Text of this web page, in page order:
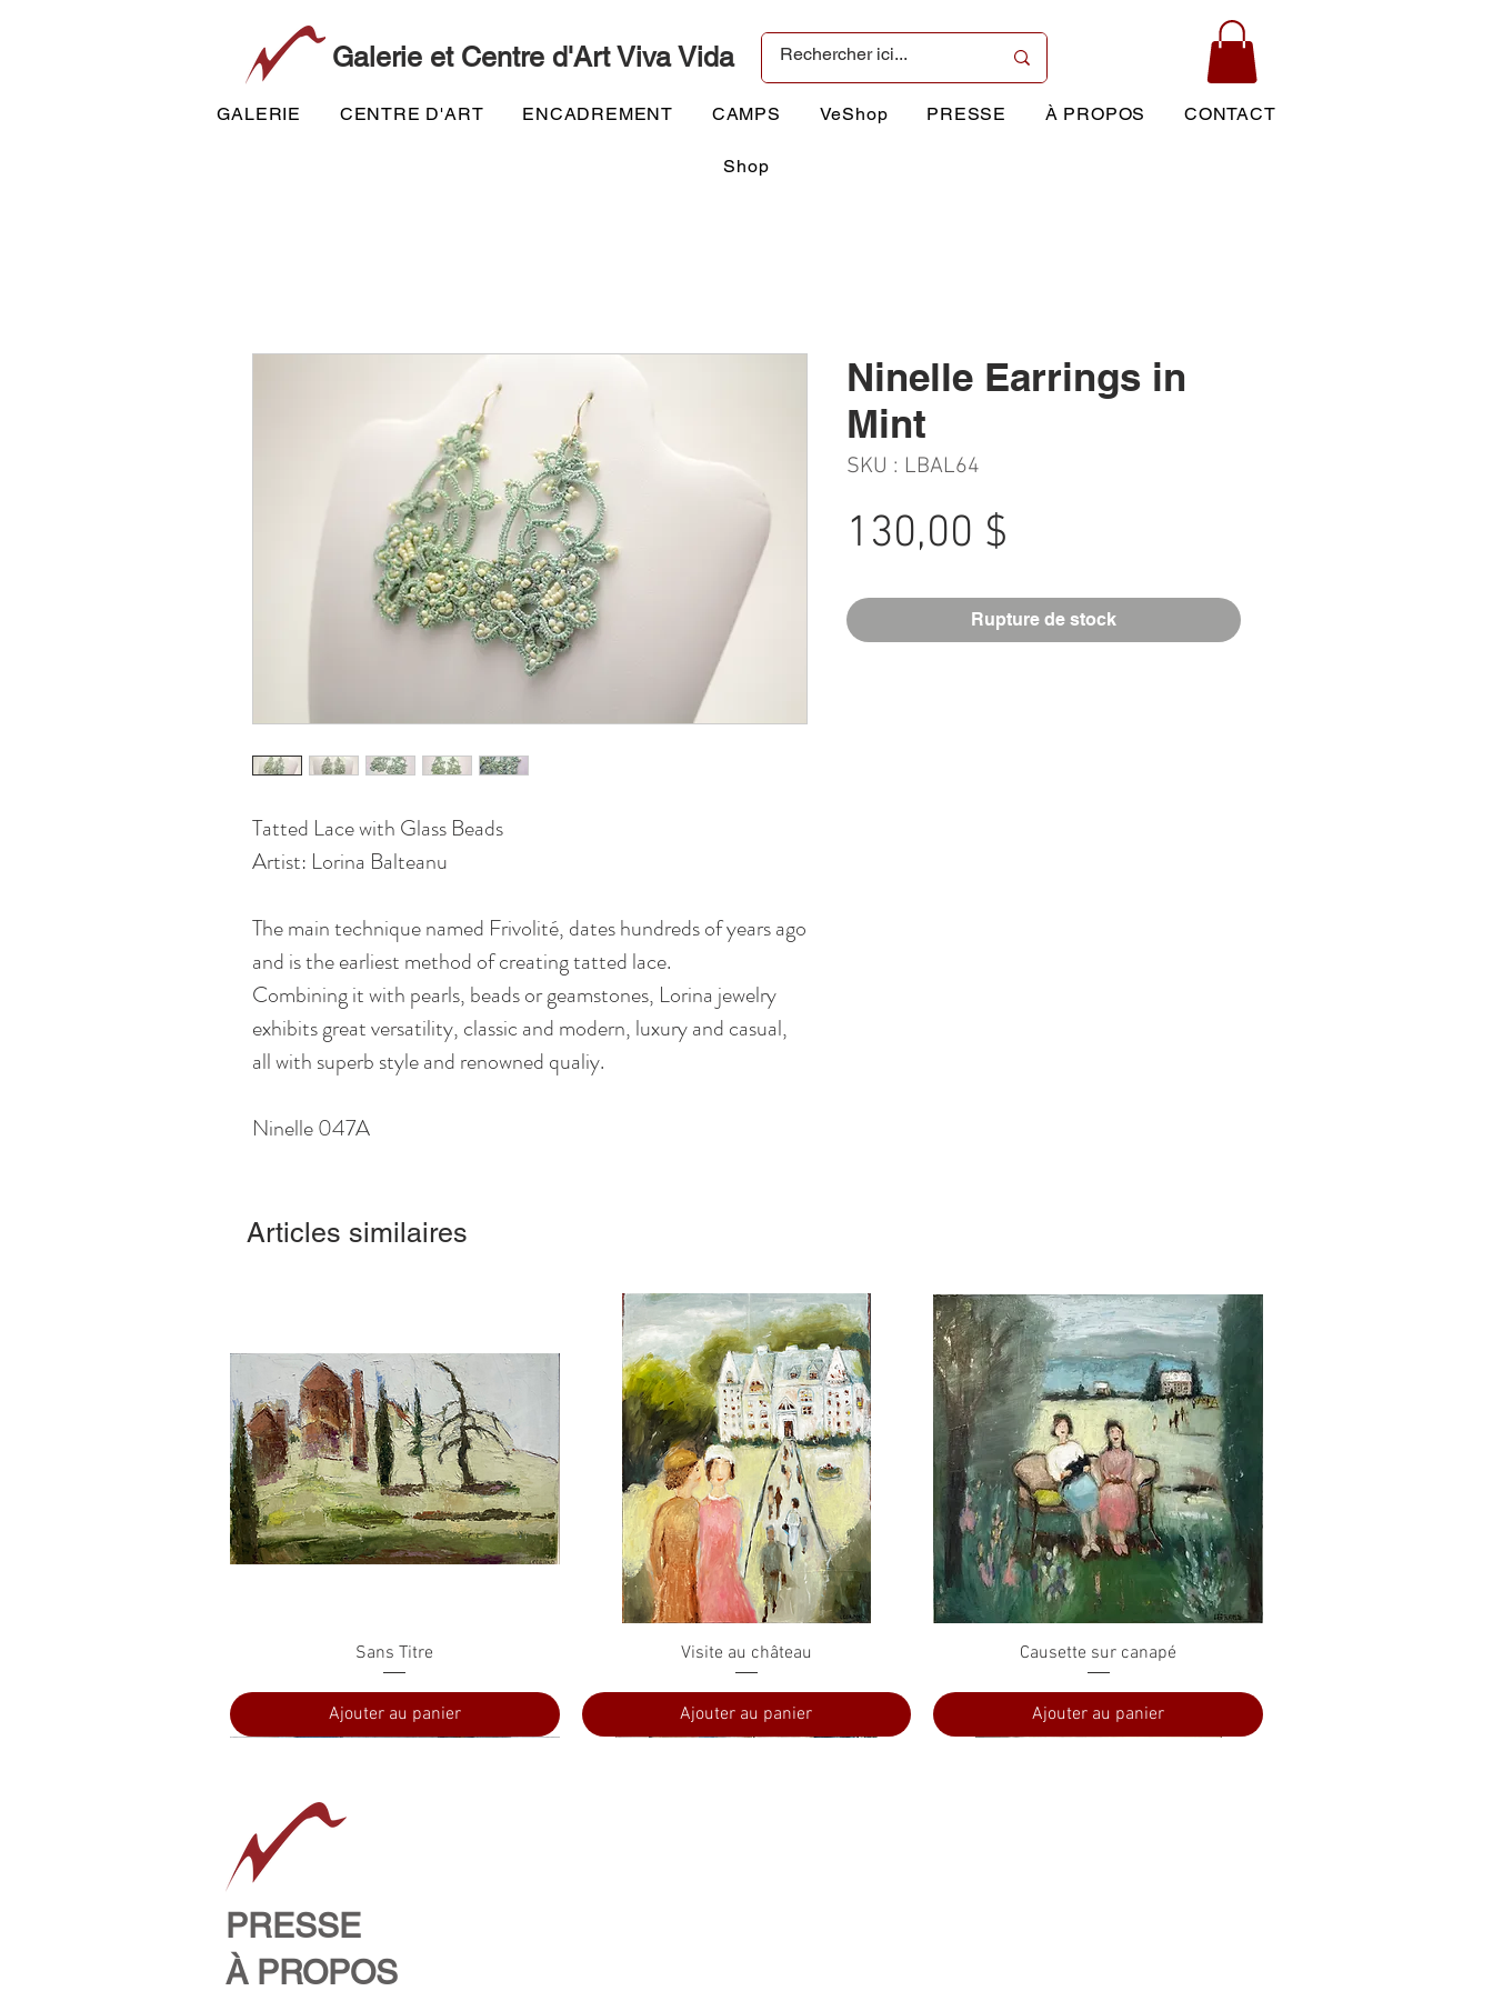
Galerie et Centre d'Art Viva Vida
GALERIE CENTRE D'ART ENCADREMENT CAMPS VeShop PRESSE À PROPOS CONTACT
Shop
Tatted Lace with Glass Beads
Artist: Lorina Balteanu
The main technique named Frivolité, dates hundreds of years ago
and is the earliest method of creating tatted lace.
Combining it with pearls, beads or geamstones, Lorina jewelry
exhibits great versatility, classic and modern, luxury and casual,
all with superb style and renowned qualiy.
Ninelle 047A
Ninelle Earrings in
Mint
SKU : LBAL64
130,00 $
Rupture de stock
Articles similaires
Aperçu rapide
Sans Titre
Ajouter au panier
Aperçu rapide
Visite au château
Ajouter au panier
Aperçu rapide
Causette sur canapé
Ajouter au panier
PRESSE
À PROPOS